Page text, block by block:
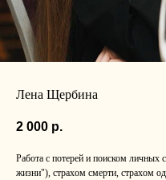
Лена Щербина
2 000 р.
Работа с потерей и поиском
жизни"), страхом смерти, страхом